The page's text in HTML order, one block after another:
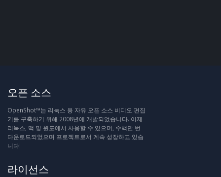
오픈 소스
OpenShot™는 리눅스 용 자유 오픈 소스 비디오 편집
기를 구축하기 위해 2008년에 개발되었습니다. 이제
리눅스, 맥 및 윈도에서 사용할 수 있으며, 수백만 번
다운로드되었으며 프로젝트로서 계속 성장하고 있습
니다!
라이선스